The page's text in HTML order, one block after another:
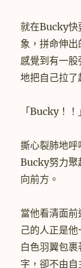
就在Bucky快
象，拼命伸
感覺到有一
地把自己拉了
「Bucky！！
撕心裂肺地
Bucky努力聚
向前方。
當他看清面
己的人正是
白色羽翼包
字，卻不由